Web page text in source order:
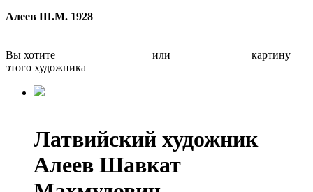
Алеев Ш.М. 1928
Вы хотите или
картину
этого художника
Латвийский художник
Алеев Шавкат